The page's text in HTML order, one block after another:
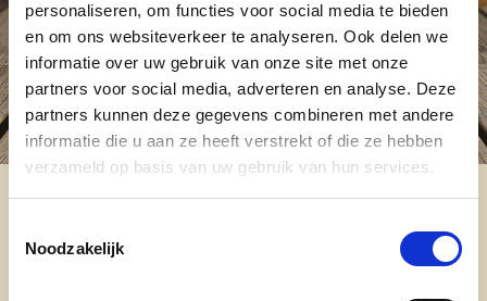
personaliseren, om functies voor social media te bieden
en om ons websiteverkeer te analyseren. Ook delen we
informatie over uw gebruik van onze site met onze
partners voor social media, adverteren en analyse. Deze
partners kunnen deze gegevens combineren met andere
informatie die u aan ze heeft verstrekt of die ze hebben
verzameld op basis van uw gebruik van hun services.
Noodzakelijk